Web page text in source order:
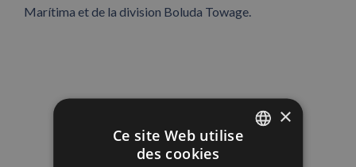
Marítima et de la division Boluda Towage.
×
Ce site Web utilise
des cookies